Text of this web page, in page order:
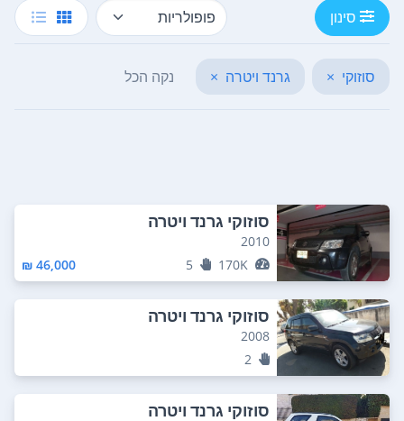
סינון
סוזוקי × גרנד ויטרה × נקה הכל
סוזוקי גרנד ויטרה
2010
170K
5
46,000 ₪
סוזוקי גרנד ויטרה
2008
2
סוזוקי גרנד ויטרה